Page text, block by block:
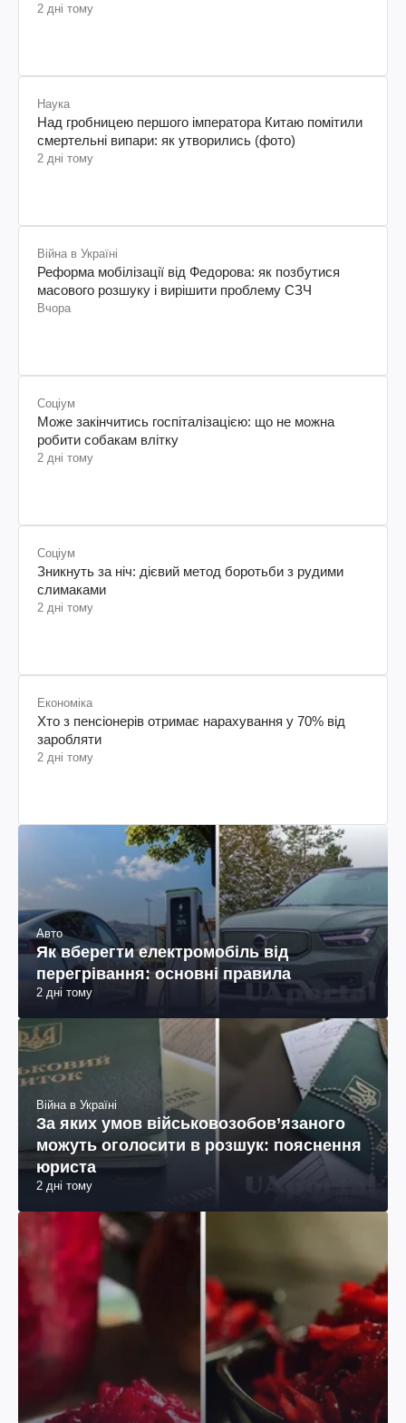
2 дні тому
Наука
Над гробницею першого імператора Китаю помітили
смертельні випари: як утворились (фото)
2 дні тому
Війна в Україні
Реформа мобілізації від Федорова: як позбутися
масового розшуку і вирішити проблему СЗЧ
Вчора
Соціум
Може закінчитись госпіталізацією: що не можна
робити собакам влітку
2 дні тому
Соціум
Зникнуть за ніч: дієвий метод боротьби з рудими
слимаками
2 дні тому
Економіка
Хто з пенсіонерів отримає нарахування у 70% від
заробляти
2 дні тому
Авто
Як вберегти електромобіль від
перегрівання: основні правила
2 дні тому
Війна в Україні
За яких умов військовозобов’язаного
можуть оголосити в розшук: пояснення
юриста
2 дні тому